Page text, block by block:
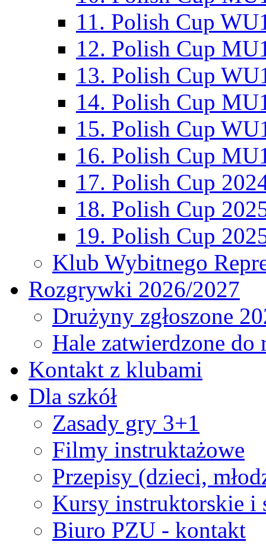
11. Polish Cup
12. Polish Cup
13. Polish Cup
14. Polish Cup
15. Polish Cup
16. Polish Cup
17. Polish Cup
18. Polish Cup
19. Polish Cup
Klub Wybitnego
Rozgrywki 2026/2027
Drużyny zgłoszone
Hale zatwierdzone
Kontakt z klubami
Dla szkół
Zasady gry 3+1
Filmy instruktażowe
Przepisy (dzieci,
Kursy instruktorskie i
Biuro PZU - kontakt